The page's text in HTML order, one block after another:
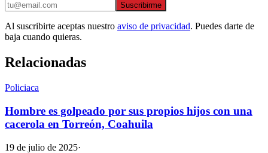
Suscribirme
Al suscribirte aceptas nuestro aviso de privacidad. Puedes darte de
baja cuando quieras.
Relacionadas
Policiaca
Hombre es golpeado por sus propios hijos con una
cacerola en Torreón, Coahuila
19 de julio de 2025·